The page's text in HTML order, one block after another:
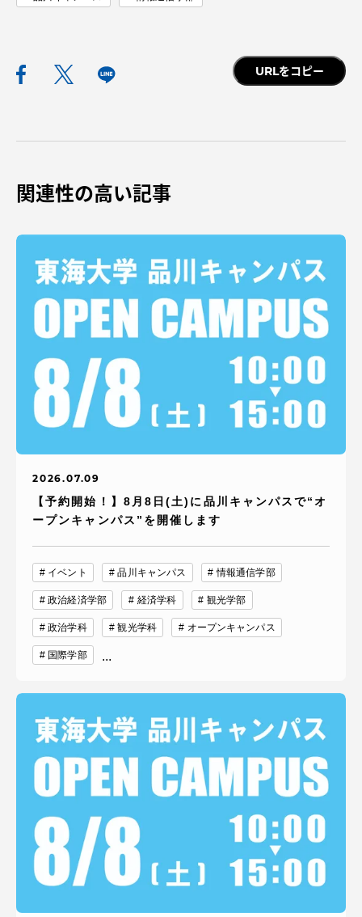
URLをコピー
関連性の高い記事
2026.07.09
【予約開始！】8月8日(土)に品川キャンパスで“オ
ープンキャンパス”を開催します
イベント 品川キャンパス 情報通信学部
政治経済学部 経済学科 観光学部
政治学科 観光学科 オープンキャンパス
国際学部 ...